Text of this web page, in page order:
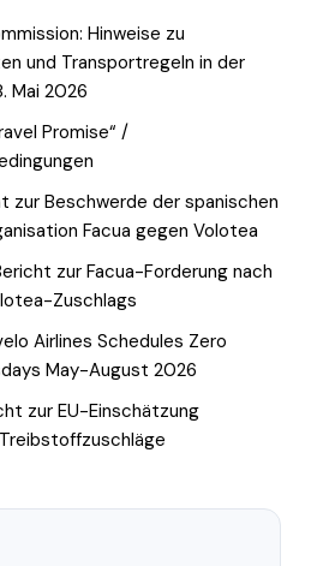
Hinweise zu
und Transportregeln in der
Mai 2026
Promise“ /
zur Beschwerde der spanischen
Facua gegen Volotea
zur Facua-Forderung nach
Zuschlags
Airlines Schedules Zero
May-August 2026
zur EU-Einschätzung